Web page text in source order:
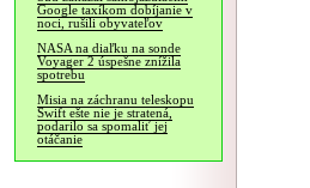
Google taxíkom dobíjanie v
noci, rušili obyvateľov
NASA na diaľku na sonde
Voyager 2 úspešne znížila
spotrebu
Misia na záchranu teleskopu
Swift ešte nie je stratená,
podarilo sa spomaliť jej
otáčanie